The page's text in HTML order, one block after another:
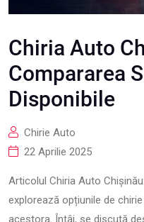
Chiria Auto
Compararea
Disponibile
Chirie Auto
22 Aprilie 2025
Articolul Chiria Auto
explorează opțiunile de
acestora. Întâi, se discută